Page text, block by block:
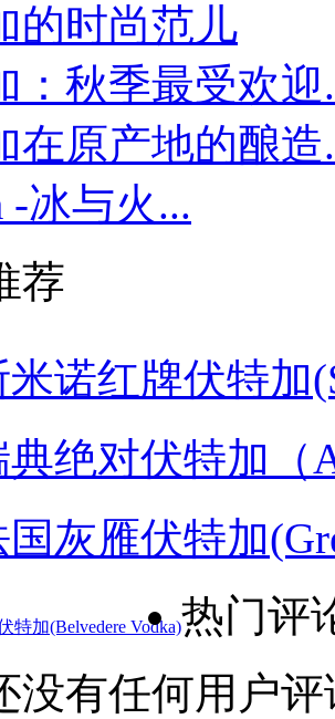
的时尚范儿
：秋季最受欢迎
在原产地的酿造
-冰与火...
荐
米诺红牌伏特加
典绝对伏特加（
灰雁伏特加
特加(Belvedere Vodka)热门评
没有任何用户评